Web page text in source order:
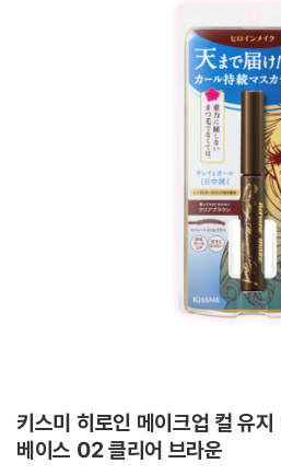
키스미 히로인 메이크업 컬 유지
베이스 02 클리어 브라운